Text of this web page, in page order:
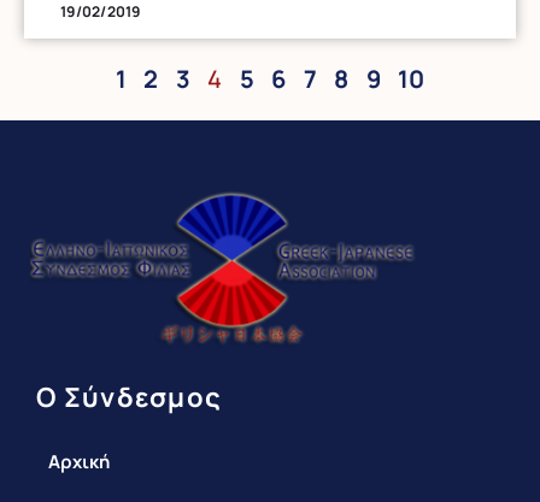
19/02/2019
1 2 3 4 5 6 7 8 9 10
Ο Σύνδεσμος
Αρχική